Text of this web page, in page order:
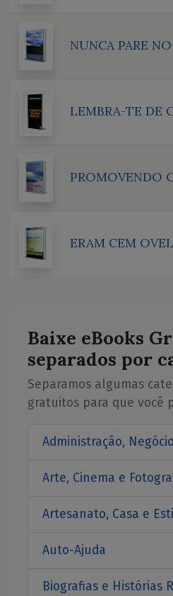
NUNCA PARE
LEMBRA-TE DE
PROMOVENDO
ERAM CEM
Baixe eBooks
separados por
Separamos algumas
gratuitos para que você
Administração,
Arte, Cinema e
Artesanato, Casa e
Auto-Ajuda
Biografias e Histórias